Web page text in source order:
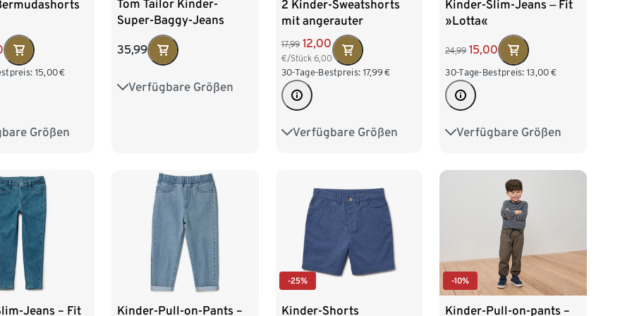
15,00€
Größen
110/116
158/164
Tom Tailor Kinder-
Super-Baggy-Jeans
35,99
Verfügbare Größen
128 134 140 146
2 Kinder-Sweatshorts
mit angerauter
Innenseite
17,99 12,00
€/Stück 6,00
30-Tage-Bestpreis: 17,99€
Verfügbare Größen
86/92 98/104
Kinder-Slim-Jeans ‒ Fit
»Lotta«
24,99 15,00
30-Tage-Bestpreis: 13,00 €
Verfügbare Größen
86/92 98/104
Jeans – Fit
Kinder-Pull-on-Pants –
-25%
Kinder-Shorts
-10%
Kinder-Pull-on-pants –